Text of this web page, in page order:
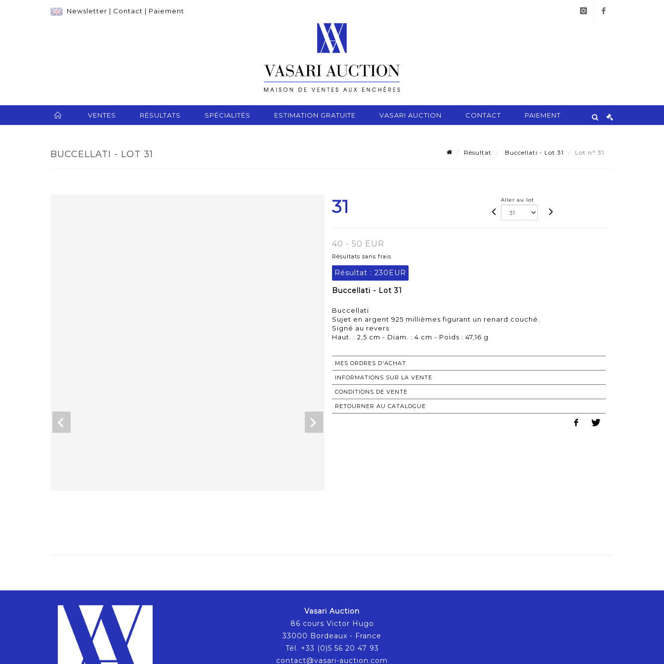
Newsletter | Contact | Paiement
VENTES RÉSULTATS SPÉCIALITÉS ESTIMATION GRATUITE VASARI AUCTION CONTACT PAIEMENT
BUCCELLATI - LOT 31 Résultat Buccellati - Lot 31 Lot n° 31
31 Aller au lot
40 - 50 EUR
Résultats sans frais
Résultat : 230EUR
Buccellati - Lot 31
Buccellati
Sujet en argent 925 millièmes figurant un renard couché.
Signé au revers
Haut. : 2,5 cm - Diam. : 4 cm - Poids : 47,16 g
MES ORDRES D'ACHAT
INFORMATIONS SUR LA VENTE
CONDITIONS DE VENTE
RETOURNER AU CATALOGUE
Vasari Auction
86 cours Victor Hugo
33000 Bordeaux - France
Tél. +33 (0)5 56 20 47 93
contact@vasari-auction.com